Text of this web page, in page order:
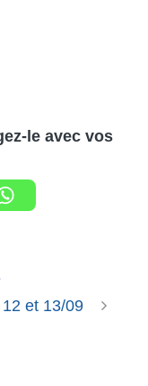
le avec vos
et 13/09